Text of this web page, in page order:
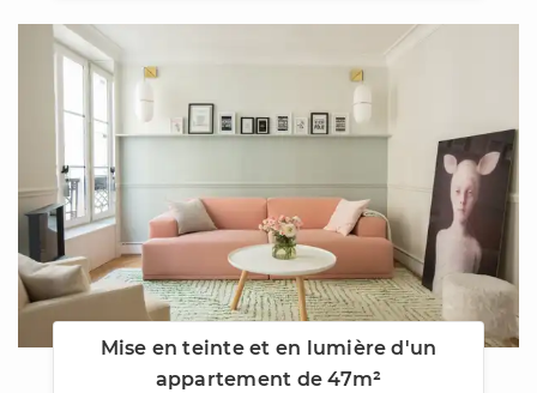
Mise en teinte et en lumière d'un
appartement de 47m²